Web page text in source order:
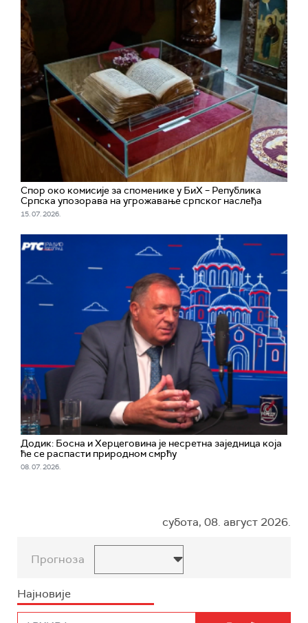
Спор око комисије за споменике у БиХ – Република
Српска упозорава на угрожавање српског наслеђа
15. 07. 2026.
Додик: Босна и Херцеговина је несретна заједница која
ће се распасти природном смрћу
08. 07. 2026.
субота, 08. август 2026.
Прогноза
Најновије